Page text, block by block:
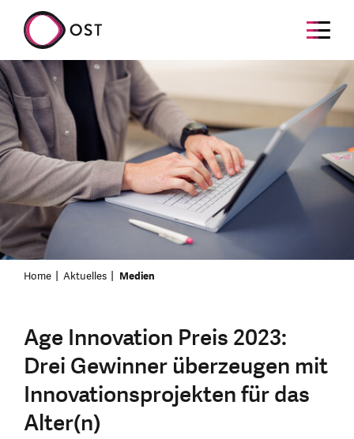
Home Aktuelles Medien
Age Innovation Preis 2023:
Drei Gewinner überzeugen mit
Innovationsprojekten für das
Alter(n)